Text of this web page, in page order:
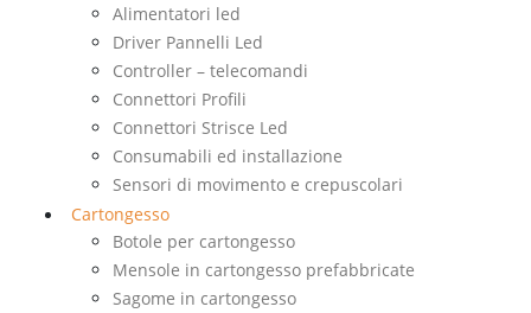
Alimentatori led
Driver Pannelli Led
Controller – telecomandi
Connettori Profili
Connettori Strisce Led
Consumabili ed installazione
Sensori di movimento e crepuscolari
Cartongesso
Botole per cartongesso
Mensole in cartongesso prefabbricate
Sagome in cartongesso